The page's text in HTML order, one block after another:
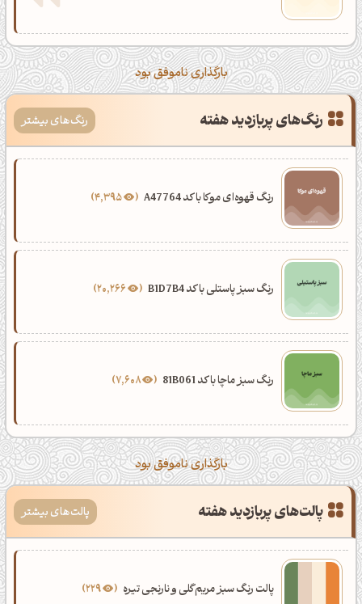
بارگذاری ناموفق بود
رنگ‌های پربازدید هفته رنگ‌های بیشتر
رنگ قهوه‌ای موکا با کد A47764 4,395
رنگ سبز پاستلی با کد B1D7B4
رنگ سبز ماچا با کد 81B061 7,608
بارگذاری ناموفق بود
پالت‌های پربازدید هفته پالت‌های بیشتر
پالت رنگ سبز مریم‌گلی و نارنجی تیره 229